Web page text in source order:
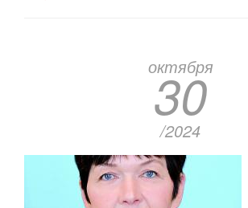
октября
30
/2024